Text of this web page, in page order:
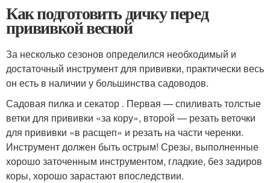
Как подготовить дичку перед
прививкой весной
За несколько сезонов определился необходимый и
достаточный инструмент для прививки, практически весь
он есть в наличии у большинства садоводов.
Садовая пилка и секатор . Первая — спиливать толстые
ветки для прививки «за кору», второй — резать веточки
для прививки «в расщеп» и резать на части черенки.
Инструмент должен быть острым! Срезы, выполненные
хорошо заточенным инструментом, гладкие, без задиров
коры, хорошо зарастают впоследствии.